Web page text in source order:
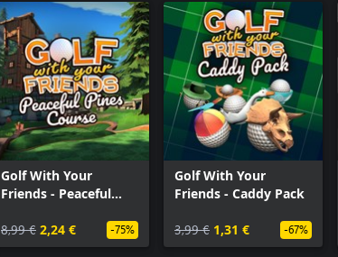
Golf With Your
Friends - Peaceful
8,99 € 2,24 € -75%
Golf With Your
Friends - Caddy Pack
3,99 € 1,31 € -67%